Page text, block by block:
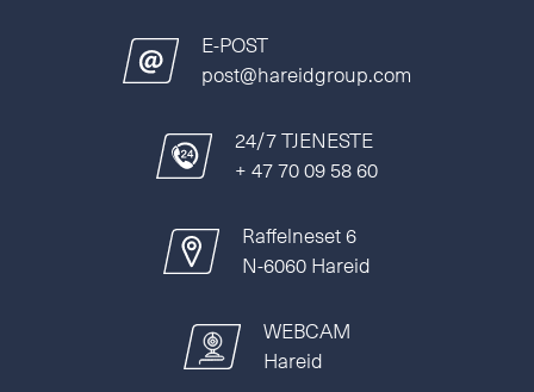
E-POST
post@hareidgroup.com
24/7 TJENESTE
+ 47 70 09 58 60
Raffelneset 6
N-6060 Hareid
WEBCAM
Hareid